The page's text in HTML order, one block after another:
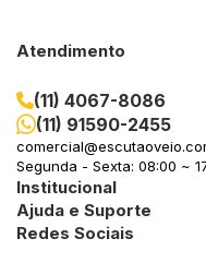
Atendimento
(11) 4067-8086
(11) 91590-2455
Segunda - Sexta: 08:00 ~
Institucional
Ajuda e Suporte
Redes Sociais